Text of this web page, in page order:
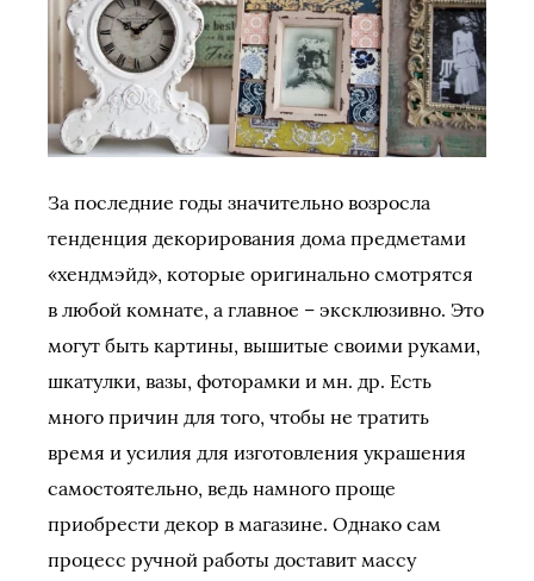
За последние годы значительно возросла
тенденция декорирования дома предметами
«хендмэйд», которые оригинально смотрятся
в любой комнате, а главное – эксклюзивно. Это
могут быть картины, вышитые своими руками,
шкатулки, вазы, фоторамки и мн. др. Есть
много причин для того, чтобы не тратить
время и усилия для изготовления украшения
самостоятельно, ведь намного проще
приобрести декор в магазине. Однако сам
процесс ручной работы доставит массу